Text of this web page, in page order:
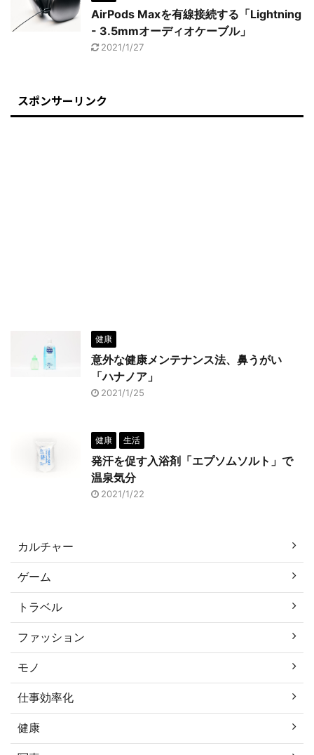
AirPods Maxを有線接続する「Lightning
- 3.5mmオーディオケーブル」
2021/1/27
スポンサーリンク
健康
意外な健康メンテナンス法、鼻うがい
「ハナノア」
2021/1/25
健康 生活
発汗を促す入浴剤「エプソムソルト」で
温泉気分
2021/1/22
カルチャー
ゲーム
トラベル
ファッション
モノ
仕事効率化
健康